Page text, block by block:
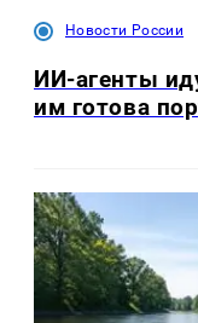
Новости России
ИИ-агенты
им готова